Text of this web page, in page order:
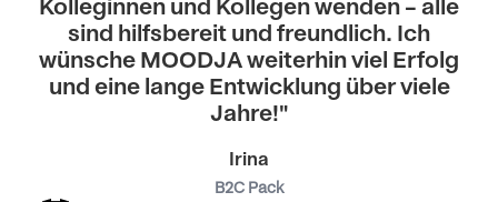
Kolleginnen und Kollegen wenden – alle
sind hilfsbereit und freundlich. Ich
wünsche MOODJA weiterhin viel Erfolg
und eine lange Entwicklung über viele
Jahre!"
Irina
B2C Pack